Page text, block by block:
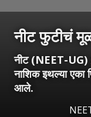
नीट फुटीचं
नीट (NEET-UG)
नाशिक इथल्या एका
आले.